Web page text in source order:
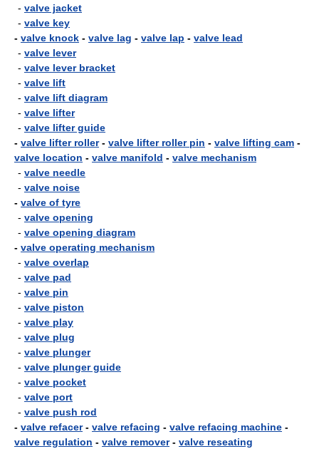
- valve jacket
- valve key
- valve knock - valve lag - valve lap - valve lead
- valve lever
- valve lever bracket
- valve lift
- valve lift diagram
- valve lifter
- valve lifter guide
- valve lifter roller- valve lifter roller pin - valve lifting cam -
valve location - valve manifold - valve mechanism
- valve needle
- valve noise
- valve of tyre
- valve opening
- valve opening diagram
- valve operating mechanism
- valve overlap
- valve pad
- valve pin
- valve piston
- valve play
- valve plug
- valve plunger
- valve plunger guide
- valve pocket
- valve port
- valve push rod
- valve refacer- valve refacing - valve refacing machine -
valve regulation - valve remover- valve reseating